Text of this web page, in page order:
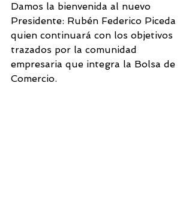
Damos la bienvenida al nuevo
Presidente: Rubén Federico Piceda
quien continuará con los objetivos
trazados por la comunidad
empresaria que integra la Bolsa de
Comercio.